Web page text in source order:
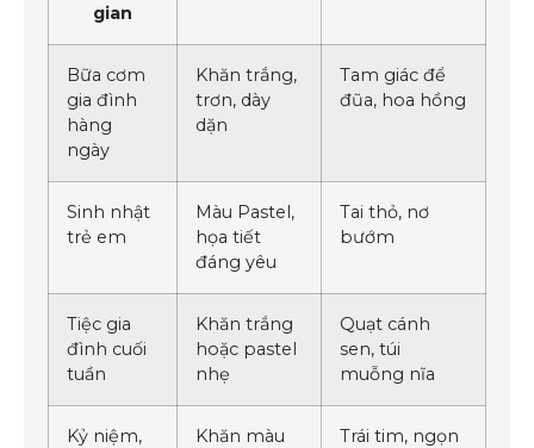
gian
Bữa cơm
gia đình
hàng
ngày
Khăn trắng,
trơn, dày
dặn
Tam giác để
đũa, hoa hồng
Sinh nhật
trẻ em
Màu Pastel,
họa tiết
đáng yêu
Tai thỏ, nơ
bướm
Tiệc gia
đình cuối
tuần
Khăn trắng
hoặc pastel
nhẹ
Quạt cánh
sen, túi
muỗng nĩa
Kỷ niệm,
Khăn màu
Trái tim, ngọn